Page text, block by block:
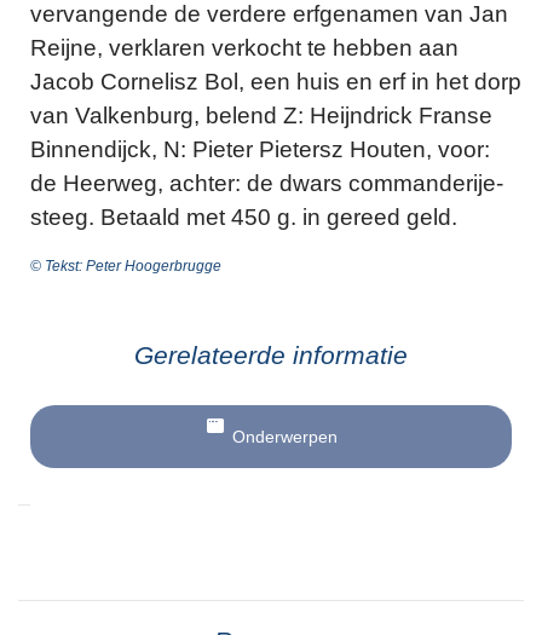
vervangende de verdere erfgenamen van Jan
Reijne, verklaren verkocht te hebben aan
Jacob Cornelisz Bol, een huis en erf in het dorp
van Valkenburg, belend Z: Heijndrick Franse
Binnendijck, N: Pieter Pietersz Houten, voor:
de Heerweg, achter: de dwars commanderije-
steeg. Betaald met 450 g. in gereed geld.
© Tekst: Peter Hoogerbrugge
Gerelateerde informatie
Onderwerpen